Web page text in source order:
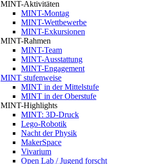
MINT-Aktivitäten
MINT-Montag
MINT-Wettbewerbe
MINT-Exkursionen
MINT-Rahmen
MINT-Team
MINT-Ausstattung
MINT-Engagement
MINT stufenweise
MINT in der Mittelstufe
MINT in der Oberstufe
MINT-Highlights
MINT: 3D-Druck
Lego-Robotik
Nacht der Physik
MakerSpace
Vivarium
Open Lab / Jugend forscht